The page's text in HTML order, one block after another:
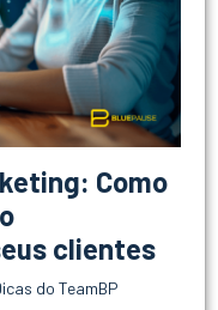
Como
clientes
do TeamBP